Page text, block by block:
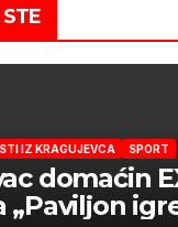
IZ KRAGUJEVCA SPORT
domaćin
„Paviljon